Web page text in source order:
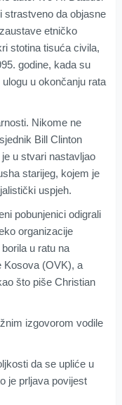
strastveno da objasne
etničko
stotina tisuća civila,
godine, kada su
u okončanju rata
Nikome ne
Bill Clinton
u stvari nastavljao
starijeg, kojem je
uspjeh.
pobunjenici odigrali
organizacije
u ratu na
Kosova (OVK), a
što piše Christian
izgovorom vodile
da se upliće u
je prljava povijest